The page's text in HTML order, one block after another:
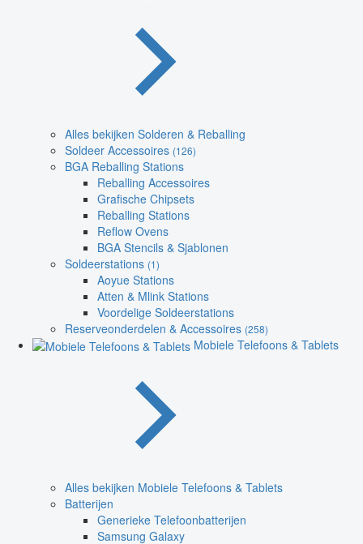
Alles bekijken Solderen & Reballing
Soldeer Accessoires (126)
BGA Reballing Stations
Reballing Accessoires
Grafische Chipsets
Reballing Stations
Reflow Ovens
BGA Stencils & Sjablonen
Soldeerstations (1)
Aoyue Stations
Atten & Mlink Stations
Voordelige Soldeerstations
Reserveonderdelen & Accessoires (258)
Mobiele Telefoons & Tablets
Alles bekijken Mobiele Telefoons & Tablets
Batterijen
Generieke Telefoonbatterijen
Samsung Galaxy